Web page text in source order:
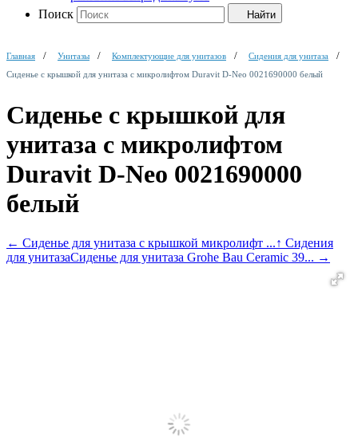
Поиск
Найти
Главная Унитазы Комплектующие для унитазов
Сидения для унитаза
Сиденье с крышкой для унитаза с микролифтом Duravit D-Neo 0021690000 белый
Сиденье с крышкой для
унитаза с микролифтом
Duravit D-Neo 0021690000
белый
← Сиденье для унитаза с крышкой микролифт ...↑ Сидения
для унитазаСиденье для унитаза Grohe Bau Ceramic 39... →